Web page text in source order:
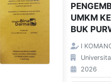
UMKM
BUK
I
2026